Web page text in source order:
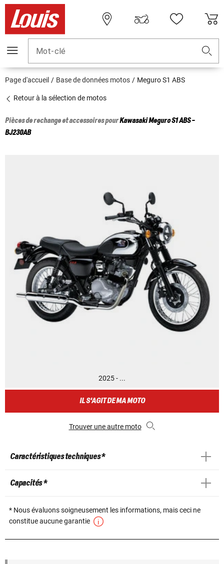
Mot-clé
Page d'accueil Base de données motos Meguro S1 ABS
Retour à la sélection de motos
Pièces de rechange et accessoires pourKawasakiMeguro S1 ABS -
BJ230AB
2025 - ...
IL S'AGIT DE MA MOTO
Trouver une autre moto
Caractéristiques techniques *
Capacités *
* Nous évaluons soigneusement les informations, mais ceci ne
constitue aucune garantie